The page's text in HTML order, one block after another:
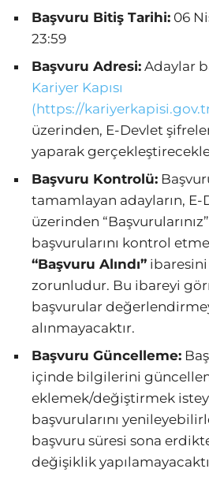
Başvuru Bitiş Tarihi: 06
23:59
Başvuru Adresi: Adaylar
Kariyer Kapısı
(https://
üzerinden, E-Devlet
yaparak
Başvuru Kontrolü:
tamamlayan adayların, E-
üzerinden
başvurularını kontrol
“Başvuru Alındı”
zorunludur. Bu ibareyi
başvurular
alınmayacaktır.
Başvuru Güncelleme:
içinde bilgilerini
eklemek/değiştirmek
başvurularını
başvuru süresi sona
değişiklik